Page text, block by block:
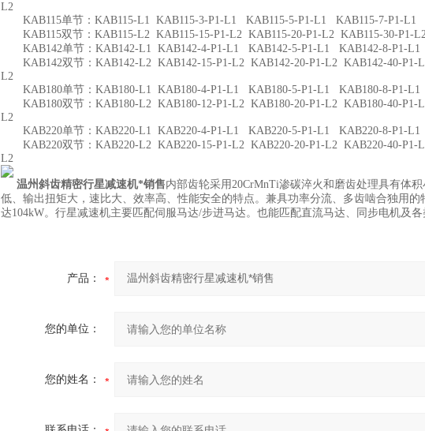
L2
KAB115单节：KAB115-L1 KAB115-3-P1-L1 KAB115-5-P1-L1 KAB115-7-P1-L1
KAB115双节：KAB115-L2 KAB115-15-P1-L2 KAB115-20-P1-L2 KAB115-30-P1-
KAB142单节：KAB142-L1 KAB142-4-P1-L1 KAB142-5-P1-L1 KAB142-8-P1-L1
KAB142双节：KAB142-L2 KAB142-15-P1-L2 KAB142-20-P1-L2 KAB142-40-P1-
L2
KAB180单节：KAB180-L1 KAB180-4-P1-L1 KAB180-5-P1-L1 KAB180-8-P1-L1
KAB180双节：KAB180-L2 KAB180-12-P1-L2 KAB180-20-P1-L2 KAB180-40-P1-
L2
KAB220单节：KAB220-L1 KAB220-4-P1-L1 KAB220-5-P1-L1 KAB220-8-P1-L1
KAB220双节：KAB220-L2 KAB220-15-P1-L2 KAB220-20-P1-L2 KAB220-40-P1-
L2
温州斜齿精密行星减速机*销售内部齿轮采用20CrMnTi渗碳淬火和磨齿处理具有体
低、输出扭矩大，速比大、效率高、性能安全的特点。兼具功率分流、多齿啮合独用
达104kW。行星减速机主要匹配伺服马达/步进马达。也能匹配直流马达、同步电机及
产品：
您的单位：
您的姓名：